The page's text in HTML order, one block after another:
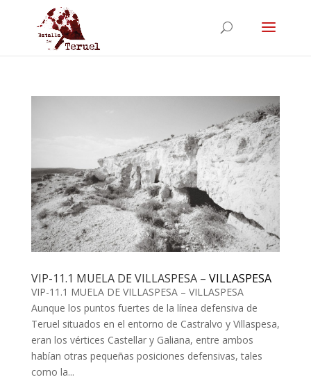
VIP-11.1 MUELA DE VILLASPESA – VILLASPESA
VIP-11.1 MUELA DE VILLASPESA – VILLASPESA
Aunque los puntos fuertes de la línea defensiva de
Teruel situados en el entorno de Castralvo y Villaspesa,
eran los vértices Castellar y Galiana, entre ambos
habían otras pequeñas posiciones defensivas, tales
como la...